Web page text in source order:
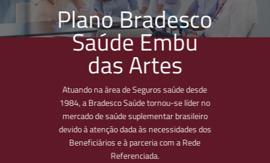
Plano Bradesco
Saúde Embu
das Artes
Atuando na área de Seguros saúde desde
1984, a Bradesco Saúde tornou-se líder no
mercado de saúde suplementar brasileiro
devido à atenção dada às necessidades dos
Beneficiários e à parceria com a Rede
Referenciada.